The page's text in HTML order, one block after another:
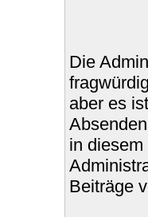
Die
aber es
in
Beiträge